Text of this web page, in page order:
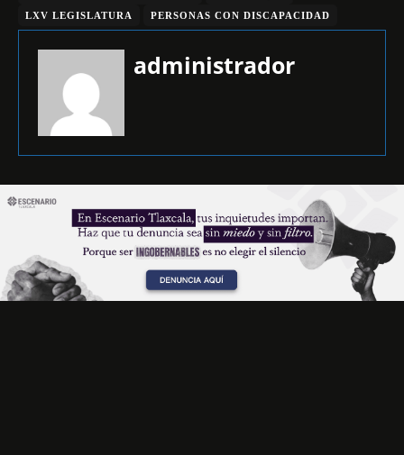
LXV LEGISLATURA
PERSONAS CON DISCAPACIDAD
administrador